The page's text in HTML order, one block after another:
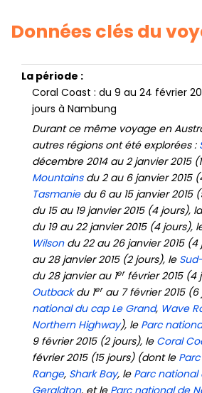
Données clés du
La période :
Coral Coast : du 9 au 24 février
jours à Nambung
Durant ce même voyage en
autres régions ont été explorées :
décembre 2014 au 2 janvier 2015
Mountainsdu 2 au 6 janvier 2015
Tasmaniedu 6 au 15 janvier 2015
du 15 au 19 janvier 2015 (4 jours),
du 19 au 22 janvier 2015 (4 jours),
Wilsondu 22 au 26 janvier 2015 (4
au 28 janvier 2015 (2 jours), le
du 28 janvier au 1erfévrier 2015 (4
Outbackdu 1erau 7 février 2015